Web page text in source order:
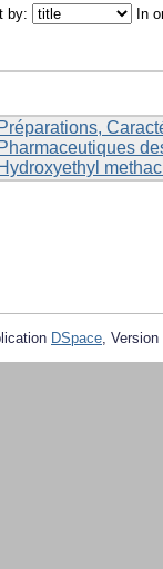
by: In
Préparations,
Pharmaceutiques
Hydroxyethyl
DSpace,